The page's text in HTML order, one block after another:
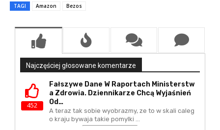
TAGI Amazon Bezos
Najczęściej głosowane komentarze
452
Fałszywe Dane W Raportach Ministerstw
A Zdrowia. Dziennikarze Chcą Wyjaśnień
Od…
A teraz tak sobie wyobrazmy, ze to w skali caleg
o kraju bywaja takie pomylki ...